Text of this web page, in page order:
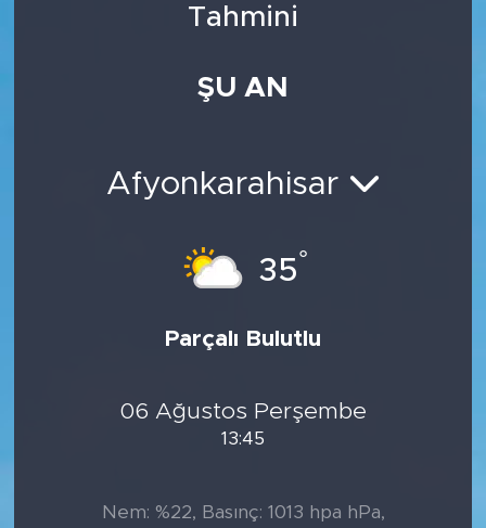
Tahmini
ŞU AN
Afyonkarahisar
35°
Parçalı Bulutlu
06 Ağustos Perşembe
13:45
Nem: %22, Basınç: 1013 hpa hPa,
Bölge
Sektör